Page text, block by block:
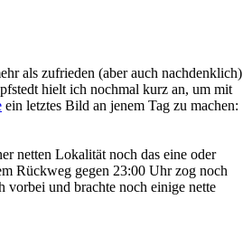
als zufrieden (aber auch nachdenklich)
hielt ich nochmal kurz an, um mit
ein letztes Bild an jenem Tag zu machen:
netten Lokalität noch das eine oder
Rückweg gegen 23:00 Uhr zog noch
vorbei und brachte noch einige nette